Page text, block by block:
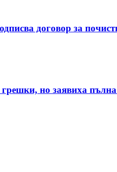
договор за
но заявиха